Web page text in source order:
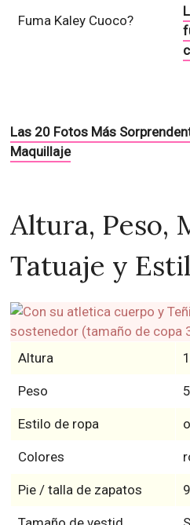
Fuma Kaley Cuoco?
Las 20 Fotos Más
Maquillaje
Altura, Peso,
Tatuaje y
Altura
Peso
Estilo de ropa
Colores
Pie / talla de zapatos 9